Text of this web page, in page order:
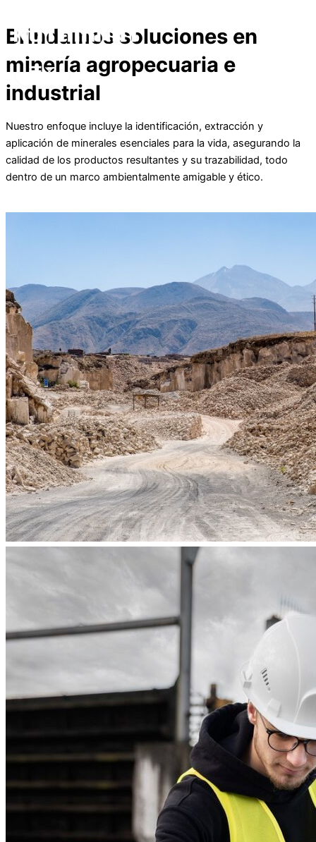
Brindamos soluciones en
minería agropecuaria e
industrial
Nuestro enfoque incluye la identificación, extracción y
aplicación de minerales esenciales para la vida, asegurando la
calidad de los productos resultantes y su trazabilidad, todo
dentro de un marco ambientalmente amigable y ético.